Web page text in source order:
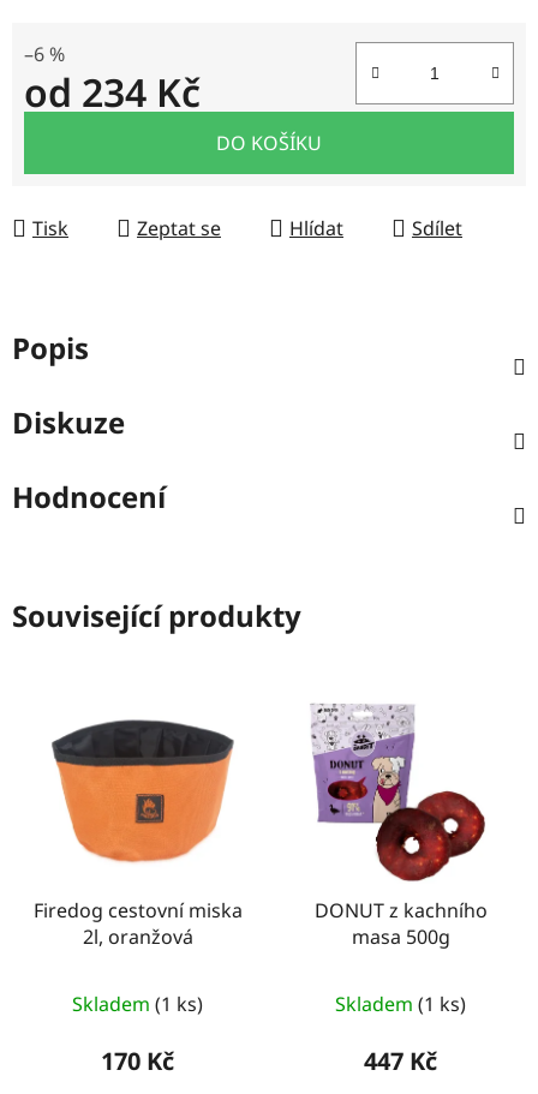
–6 %
od 234 Kč
DO KOŠÍKU
Tisk Zeptat se Hlídat Sdílet
Popis
Diskuze
Hodnocení
Související produkty
Firedog cestovní miska
2l, oranžová
Skladem (1 ks)
170 Kč
DONUT z kachního
masa 500g
Skladem (1 ks)
447 Kč